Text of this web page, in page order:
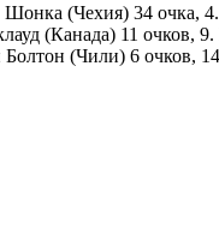
Шонка (Чехия) 34 очка,
(Канада) 11
Болтон (Чили) 6 очков,